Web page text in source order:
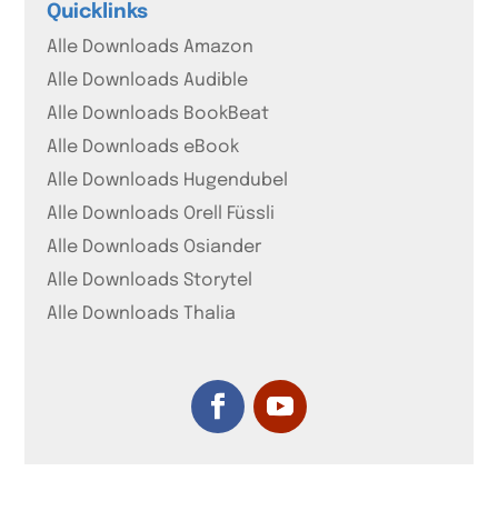
Quicklinks
Alle Downloads Amazon
Alle Downloads Audible
Alle Downloads BookBeat
Alle Downloads eBook
Alle Downloads Hugendubel
Alle Downloads Orell Füssli
Alle Downloads Osiander
Alle Downloads Storytel
Alle Downloads Thalia